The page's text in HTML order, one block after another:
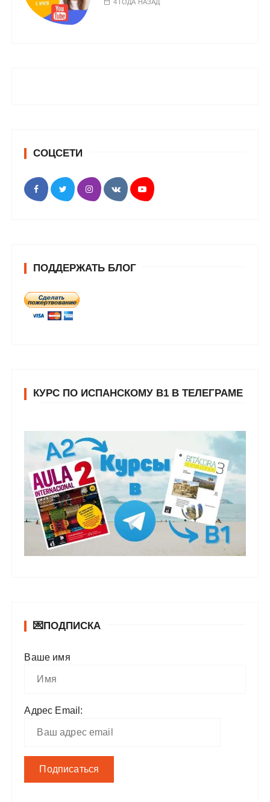
4 ГОДА НАЗАД
СОЦСЕТИ
ПОДДЕРЖАТЬ БЛОГ
КУРС ПО ИСПАНСКОМУ В1 В ТЕЛЕГРАМЕ
💌ПОДПИСКА
Ваше имя
Адрес Email: